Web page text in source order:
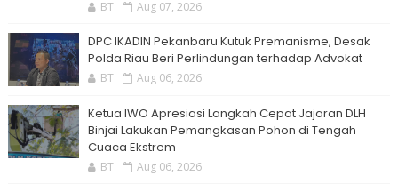
BT Aug 07, 2026
DPC IKADIN Pekanbaru Kutuk Premanisme, Desak
Polda Riau Beri Perlindungan terhadap Advokat
BT Aug 06, 2026
Ketua IWO Apresiasi Langkah Cepat Jajaran DLH
Binjai Lakukan Pemangkasan Pohon di Tengah
Cuaca Ekstrem
BT Aug 06, 2026